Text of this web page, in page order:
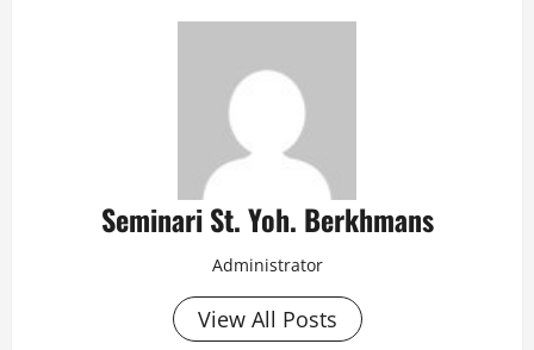
Seminari St. Yoh. Berkhmans
Administrator
View All Posts